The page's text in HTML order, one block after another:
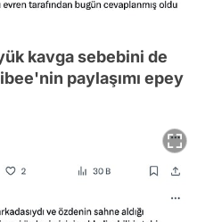
kavga sebebini de
paylaşımı epey